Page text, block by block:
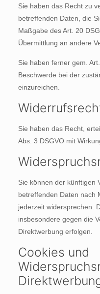
Sie haben das Recht zu
betreffenden Daten, die
Maßgabe des Art. 20
Übermittlung an andere
Sie haben ferner gem.
Beschwerde bei der
einzureichen.
Sie haben das Recht,
Abs. 3 DSGVO mit
Sie können der künftigen
betreffenden Daten nach
jederzeit widersprechen.
insbesondere gegen die
Direktwerbung erfolgen.
Cookies und